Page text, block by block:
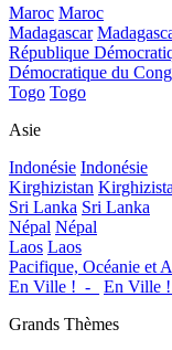
Maroc Maroc
Madagascar
République
Démocratique du
Togo Togo
Asie
Indonésie Indonésie
Kirghizistan
Sri Lanka Sri Lanka
Népal Népal
Laos Laos
Pacifique, Océanie et
En Ville !_-_
En Ville
Grands Thèmes